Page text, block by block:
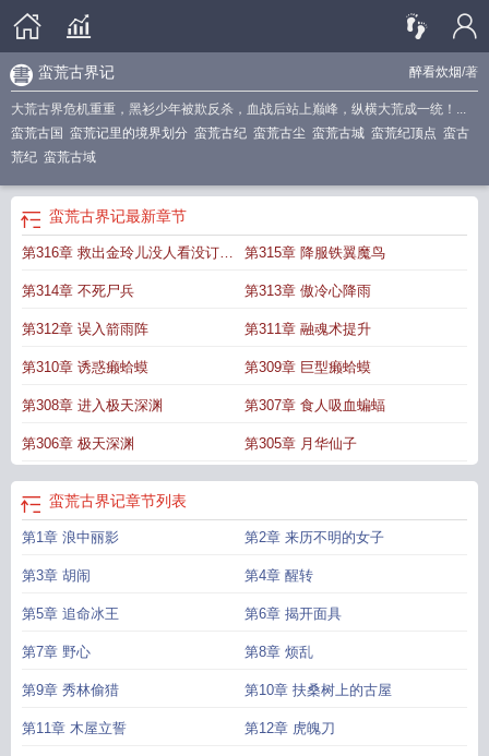
醉看炊烟/著
蛮荒古界记
大荒古界危机重重，黑衫少年被欺反杀，血战后站上巅峰，纵横大荒成一统！...
蛮荒古国 蛮荒记里的境界划分 蛮荒古纪 蛮荒古尘 蛮荒古城 蛮荒纪顶点 蛮古
荒纪 蛮荒古域
蛮荒古界记最新章节
第316章 救出金玲儿没人看没订阅
不写了
第315章 降服铁翼魔鸟
第314章 不死尸兵 第313章 傲冷心降雨
第312章 误入箭雨阵 第311章 融魂术提升
第310章 诱惑癞蛤蟆 第309章 巨型癞蛤蟆
第308章 进入极天深渊 第307章 食人吸血蝙蝠
第306章 极天深渊 第305章 月华仙子
蛮荒古界记章节列表
第1章 浪中丽影 第2章 来历不明的女子
第3章 胡闹 第4章 醒转
第5章 追命冰王 第6章 揭开面具
第7章 野心 第8章 烦乱
第9章 秀林偷猎 第10章 扶桑树上的古屋
第11章 木屋立誓 第12章 虎魄刀